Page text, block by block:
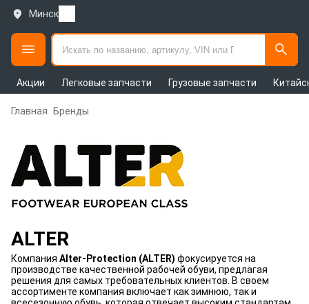
Минск
Акции Легковые запчасти Грузовые запчасти
Главная Бренды
ALTER
Компания Alter-Protection (ALTER) фокусируется на
производстве качественной рабочей обуви, предлагая
решения для самых требовательных клиентов. В своем
ассортименте компания включает как зимнюю, так и